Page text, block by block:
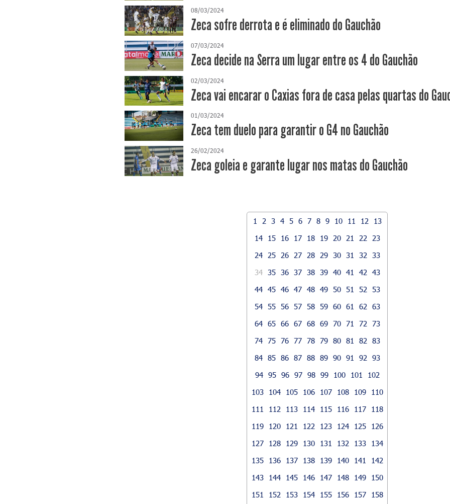
08/03/2024
Zeca sofre derrota e é eliminado do Gauchão
07/03/2024
Zeca decide na Serra um lugar entre os 4 do Gauchão
02/03/2024
Zeca vai encarar o Caxias fora de casa pelas quartas do
01/03/2024
Zeca tem duelo para garantir o G4 no Gauchão
26/02/2024
Zeca goleia e garante lugar nos matas do Gauchão
1 2 3 4 5 6 7 8 9 10 11 12
13
14
15 16 17 18 19 20 21 22
23
24
25 26 27 28 29 30 31 32
33
34 35 36 37 38 39 40 41 42
43
44 45 46 47 48 49 50 51 52
53
54 55 56 57 58 59 60 61 62
63
64 65 66 67 68 69 70 71 72
73
74 75 76 77 78 79 80 81 82
83
84 85 86 87 88 89 90 91 92
93
94 95 96 97 98 99 100 101
102
103
104 105 106 107 108 109
110
111
112 113 114 115 116 117
118
119
120 121 122 123 124 125
126
127
128 129 130 131 132 133
134
135
136 137 138 139 140 141
142
143
144 145 146 147 148 149
150
151
152 153 154 155 156 157
158